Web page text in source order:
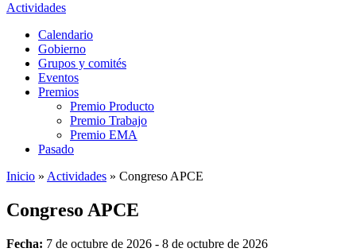
Actividades
Calendario
Gobierno
Grupos y comités
Eventos
Premios
Premio Producto
Premio Trabajo
Premio EMA
Pasado
Inicio » Actividades » Congreso APCE
Congreso APCE
Fecha: 7 de octubre de 2026 - 8 de octubre de 2026